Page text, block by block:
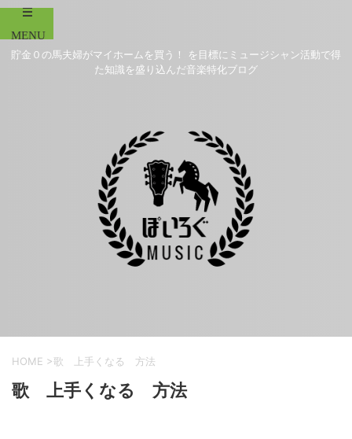
貯金０の馬夫婦がマイホームを買う！ を目標にミュージシャン活動で得
た知識を盛り込んだ音楽特化ブログ
HOME >歌 上手くなる 方法
歌 上手くなる 方法